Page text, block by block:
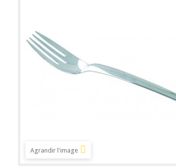
Agrandir l'image